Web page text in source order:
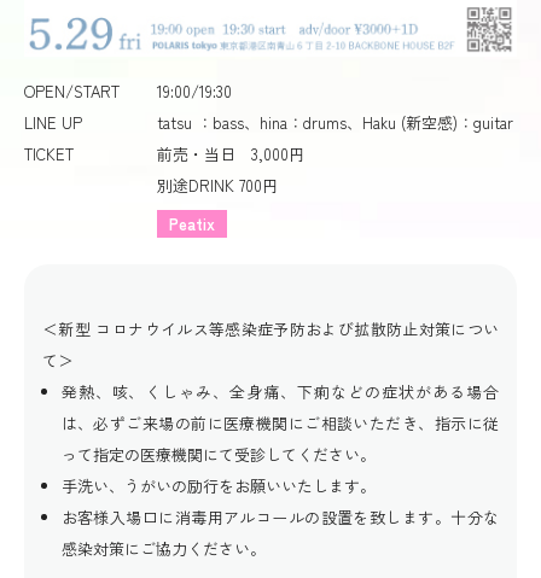
OPEN/START
19:00/19:30
LINE UP
tatsu ：bass、hina：drums、Haku (新空感)：guitar
TICKET
前売・当日 3,000円
別途DRINK 700円
Peatix
＜新型 コロナウイルス等感染症予防および拡散防止対策につい
て＞
発熱、咳、くしゃみ、全身痛、下痢などの症状がある場合
は、必ずご来場の前に医療機関にご相談いただき、指示に従
って指定の医療機関にて受診してください。
手洗い、うがいの励行をお願いいたします。
お客様入場口に消毒用アルコールの設置を致します。十分な
感染対策にご協力ください。